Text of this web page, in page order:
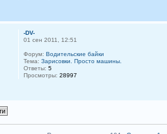
-DV-
01 сен 2011, 12:51
Форум: Водительские байки
Тема: Зарисовки. Просто машины.
Ответы: 5
Просмотры: 28997